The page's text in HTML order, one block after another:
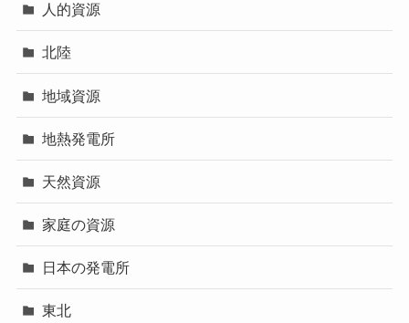
人的資源
北陸
地域資源
地熱発電所
天然資源
家庭の資源
日本の発電所
東北